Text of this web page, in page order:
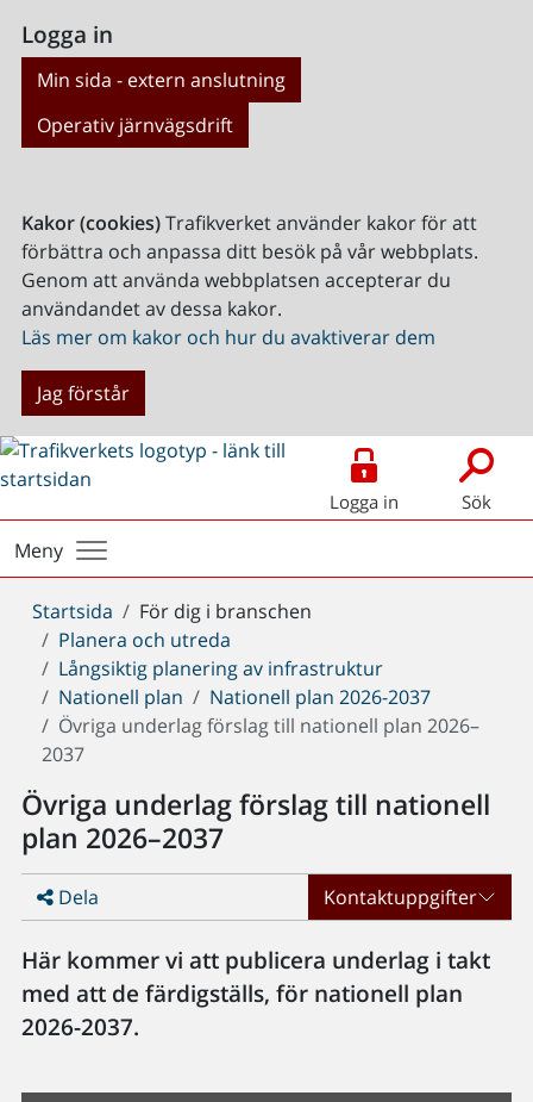
Logga in
Min sida - extern anslutning
Operativ järnvägsdrift
Kakor (cookies)Trafikverket använder kakor för att
förbättra och anpassa ditt besök på vår webbplats.
Genom att använda webbplatsen accepterar du
användandet av dessa kakor.
Läs mer om kakor och hur du avaktiverar dem
Jag förstår
Logga in Sök
Meny
Du
är
här:
Startsida
För dig i branschen
Planera och utreda
Långsiktig planering av infrastruktur
Nationell plan
Nationell plan 2026-2037
Övriga underlag förslag till nationell plan 2026–
2037
Övriga underlag förslag till nationell
plan 2026–2037
Dela Kontaktuppgifter
Här kommer vi att publicera underlag i takt
med att de färdigställs, för nationell plan
2026-2037.